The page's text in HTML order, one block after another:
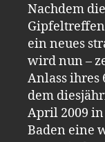
Nachdem
ein neues
wird nun –
Anlass ihres
dem
April 2009
Baden eine